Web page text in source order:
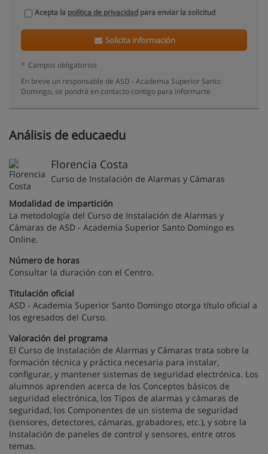
Acepta la política de privacidad para enviar la solicitud
Solicita información
* Campos obligatorios
En breve un responsable de ASD - Academia Superior Santo
Domingo, se pondrá en contacto contigo para informarte
Análisis de educaedu
Florencia Costa
Curso de Instalación de Alarmas y Cámaras
Modalidad de impartición
La metodología del Curso de Instalación de Alarmas y
Cámaras de ASD - Academia Superior Santo Domingo es
Online.
Número de horas
Consultar la duración con el Centro.
Titulación oficial
ASD - Academia Superior Santo Domingo otorga título oficial a
los egresados del Curso.
Valoración del programa
El Curso de Instalación de Alarmas y Cámaras trata sobre la
formación técnica y práctica necesaria para instalar,
configurar, y mantener sistemas de seguridad electrónica. Los
alumnos aprenden acerca de los Conceptos básicos de
seguridad electrónica, los Tipos de alarmas y cámaras de
seguridad, los Componentes de un sistema de seguridad
(sensores, detectores, cámaras, grabadores, etc.), y sobre la
Instalación de paneles de control y sensores, entre otros
temas.